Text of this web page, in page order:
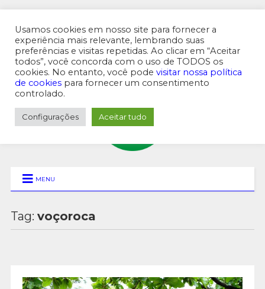
MENU SUPERIOR
MENU
Tag: voçoroca
Usamos cookies em nosso site para fornecer a
experiência mais relevante, lembrando suas
preferências e visitas repetidas. Ao clicar em “Aceitar
todos”, você concorda com o uso de TODOS os
cookies. No entanto, você pode visitar nossa política
de cookies para fornecer um consentimento
controlado.
Configurações Aceitar tudo